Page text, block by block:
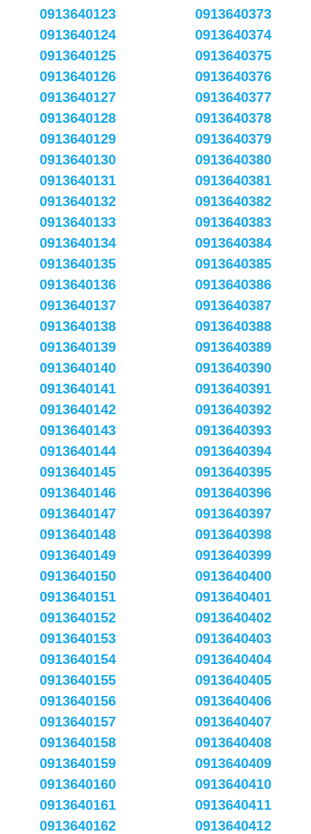
0913640123
0913640124
0913640125
0913640126
0913640127
0913640128
0913640129
0913640130
0913640131
0913640132
0913640133
0913640134
0913640135
0913640136
0913640137
0913640138
0913640139
0913640140
0913640141
0913640142
0913640143
0913640144
0913640145
0913640146
0913640147
0913640148
0913640149
0913640150
0913640151
0913640152
0913640153
0913640154
0913640155
0913640156
0913640157
0913640158
0913640159
0913640160
0913640161
0913640162
0913640373
0913640374
0913640375
0913640376
0913640377
0913640378
0913640379
0913640380
0913640381
0913640382
0913640383
0913640384
0913640385
0913640386
0913640387
0913640388
0913640389
0913640390
0913640391
0913640392
0913640393
0913640394
0913640395
0913640396
0913640397
0913640398
0913640399
0913640400
0913640401
0913640402
0913640403
0913640404
0913640405
0913640406
0913640407
0913640408
0913640409
0913640410
0913640411
0913640412